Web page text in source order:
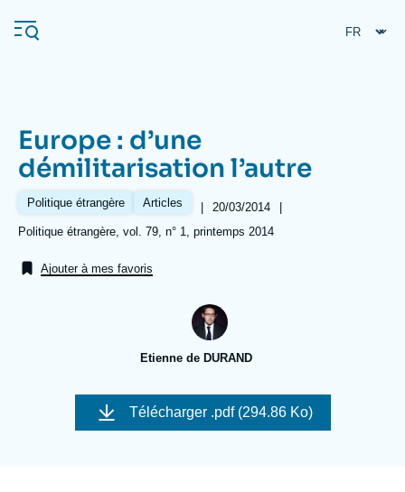
au
contenu
Navigation
principale
L'Ifri
Analyses
Se connecter
Proche-Orient
Europe : d’une
démilitarisation l’autre
Politique étrangère Articles |
Date
de
publication
20/03/2014
|
Références
Politique étrangère, vol. 79, n° 1, printemps 2014
Ajouter à mes favoris
Etienne de DURAND
Image
couverture
Télécharger .pdf (294.86 Ko)